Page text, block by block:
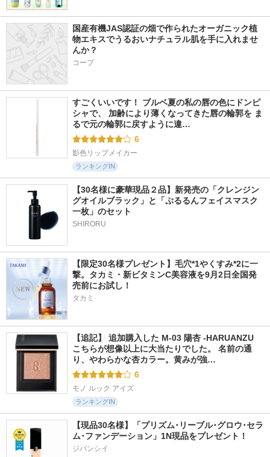
国産有機JAS認証の畑で作られたオーガニック植
物エキスでうるおいナチュラル肌を手に入れませ
んか？
コープ
すごくいいです！ ブルベ夏の私の唇の色にドンピ
シャで、 加齢により薄くなってきた唇の輪郭を ま
るで元の輪郭に戻すように違…
6
影色リップメイカー
ランキングIN
【30名様に豪華現品２品】新発売の「クレンジン
グオイルブラック」と「ぷるるんフェイスマスク
一枚」のセット
SHIRORU
【限定30名様プレゼント】毛穴*1やくすみ*2に一
撃。タカミ・新ビタミンC美容液を9月2日全国発
売前にお試し！
タカミ
【追記】 追加購入した M-03 陽杏 -HARUANZU
こちらが想像以上に大当たりでした。 名前の通
り、やわらかな杏カラー。黄みが強…
6
モノ ルック アイズ
ランキングIN
【現品30名様】「プリズム･リーブル･グロウ･セラ
ジバンシイ